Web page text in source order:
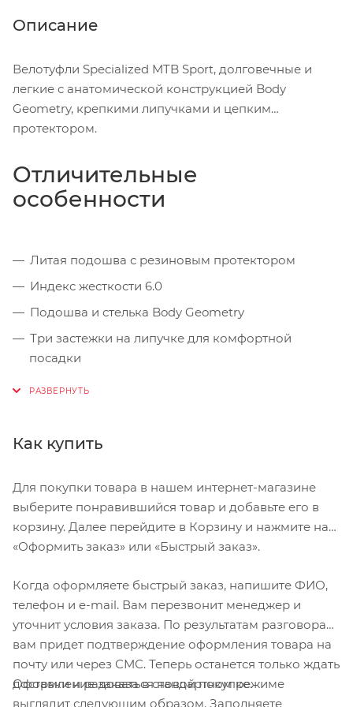
Описание
Велотуфли Specialized MTB Sport, долговечные и
легкие с анатомической конструкцией Body
Geometry, крепкими липучками и цепким
протектором.
Отличительные
особенности
Литая подошва с резиновым протектором
Индекс жесткости 6.0
Подошва и стелька Body Geometry
Три застежки на липучке для комфортной
посадки
с большинством МТБ-педалей
Как купить
Для покупки товара в нашем интернет-магазине
выберите понравившийся товар и добавьте его в
корзину. Далее перейдите в Корзину и нажмите на
«Оформить заказ» или «Быстрый заказ».
Когда оформляете быстрый заказ, напишите ФИО,
телефон и e-mail. Вам перезвонит менеджер и
уточнит условия заказа. По результатам разговора
вам придет подтверждение оформления товара на
почту или через СМС. Теперь останется только ждать
доставки и радоваться новой покупке.
Оформление заказа в стандартном режиме
выглядит следующим образом. Заполняете